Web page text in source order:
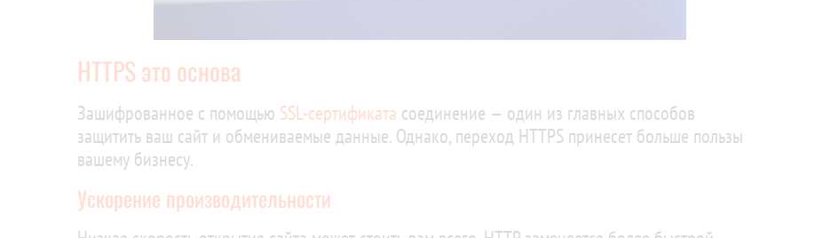
HTTPS это основа
Зашифрованное с помощью SSL-сертификата соединение — один из главных способов
защитить ваш сайт и обмениваемые данные. Однако, переход HTTPS принесет больше пользы
вашему бизнесу.
Ускорение производительности